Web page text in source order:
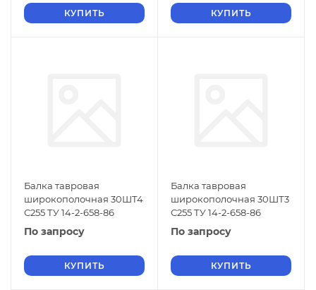
КУПИТЬ КУПИТЬ
Балка тавровая
широкополочная 30ШТ4
С255 ТУ 14-2-658-86
По запросу
КУПИТЬ
Балка тавровая
широкополочная 30ШТ3
С255 ТУ 14-2-658-86
По запросу
КУПИТЬ